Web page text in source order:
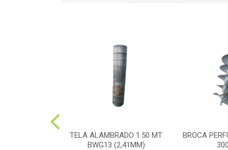
TELA ALAMBRADO 1.50 MT
BWG13 (2,41MM)
BROCA